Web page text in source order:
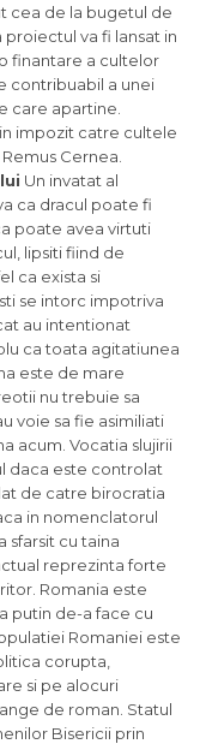
cea de la bugetul de
va fi lansat in
finantare a cultelor
contribuabil a unei
care apartine.
impozit catre cultele
Cernea.
Un invatat al
ca dracul poate fi
poate avea virtuti
lipsiti fiind de
ca exista si
se intorc impotriva
au intentionat
ca toata agitatiunea
este de mare
nu trebuie sa
voie sa fie asimiliati
acum. Vocatia slujirii
daca este controlat
de catre birocratia
in nomenclatorul
sfarsit cu taina
reprezinta forte
Romania este
putin de-a face cu
Romaniei este
corupta,
si pe alocuri
de roman. Statul
Bisericii prin